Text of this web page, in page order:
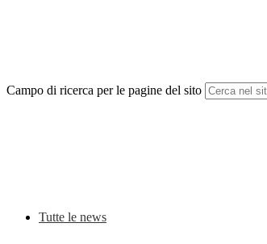
Campo di ricerca per le pagine del sito
Tutte le news